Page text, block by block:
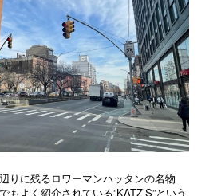
りに残るロワーマンハッタンの名物
もよく紹介されている”KATZ’S”という